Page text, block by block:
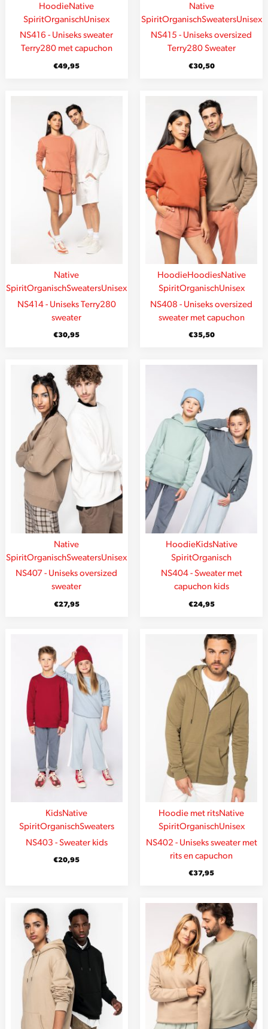
HoodieNative
SpiritOrganischUnisex
NS416 - Uniseks sweater
Terry280 met capuchon
€49,95
Native
SpiritOrganischSweatersUnisex
NS415 - Uniseks oversized
Terry280 Sweater
€30,50
Native
SpiritOrganischSweatersUnisex
NS414 - Uniseks Terry280
sweater
€30,95
HoodieHoodiesNative
SpiritOrganischUnisex
NS408 - Uniseks oversized
sweater met capuchon
€35,50
Native
SpiritOrganischSweatersUnisex
NS407 - Uniseks oversized
sweater
€27,95
HoodieKidsNative
SpiritOrganisch
NS404 - Sweater met
capuchon kids
€24,95
KidsNative
SpiritOrganischSweaters
NS403 - Sweater kids
€20,95
Hoodie met ritsNative
SpiritOrganischUnisex
NS402 - Uniseks sweater met
rits en capuchon
€37,95